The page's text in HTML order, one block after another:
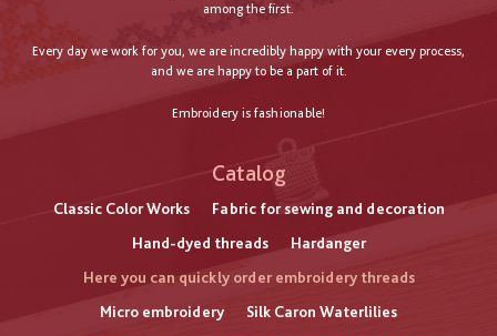
among the first.
Every day we work for you, we are incredibly happy with your every process,
and we are happy to be a part of it.
Embroidery is fashionable!
Catalog
Classic Color Works
Fabric for sewing and decoration
Hand-dyed threads
Hardanger
Here you can quickly order embroidery threads
Micro embroidery
Silk Caron Waterlilies